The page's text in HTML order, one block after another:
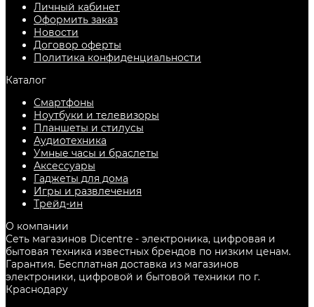
Личный кабинет
Оформить заказ
Новости
Договор оферты
Политика конфиденциальности
Каталог
Смартфоны
Ноутбуки и телевизоры
Планшеты и стилусы
Аудиотехника
Умные часы и браслеты
Аксессуары
Гаджеты для дома
Игры и развлечения
Трейд-ин
О компании
Сеть магазинов Dicentre - электроника, цифровая и
бытовая техника известных брендов по низким ценам.
Гарантия. Бесплатная доставка из магазинов
электроники, цифровой и бытовой техники по г.
Краснодару